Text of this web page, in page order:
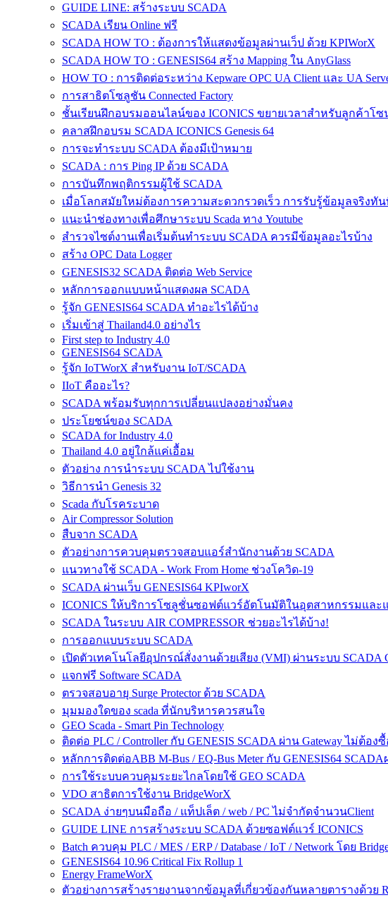
GUIDE LINE: สร้างระบบ SCADA
SCADA เรียน Online ฟรี
SCADA HOW TO : ต้องการให้แสดงข้อมูลผ่านเว็ป ด้วย KPIWorX
SCADA HOW TO : GENESIS64 สร้าง Mapping ใน AnyGlass
HOW TO : การติดต่อระหว่าง Kepware OPC UA Client และ UA
การสาธิตโซลูชัน Connected Factory
ชั้นเรียนฝึกอบรมออนไลน์ของ ICONICS ขยายเวลาสำหรับลูกค้าโซ
คลาสฝึกอบรม SCADA ICONICS Genesis 64
การจะทำระบบ SCADA ต้องมีเป้าหมาย
SCADA : การ Ping IP ด้วย SCADA
การบันทึกพฤติกรรมผู้ใช้ SCADA
เมื่อโลกสมัยใหม่ต้องการความสะดวกรวดเร็ว การรับรู้ข้อมูลจริง
แนะนำช่องทางเพื่อศึกษาระบบ Scada ทาง Youtube
สำรวจไซต์​งานเพื่อเริ่มต้นทำระบบ SCADA ควรมีข้อมูลอะไรบ้าง
สร้าง OPC Data Logger
GENESIS32 SCADA ติดต่อ Web Service
หลักการออกแบบหน้าแสดงผล SCADA
รู้จัก GENESIS64 SCADA ทำอะไรได้บ้าง
เริ่มเข้าสู่ Thailand4.0 อย่างไร
First step to Industry 4.0
GENESIS64 SCADA
รู้จัก IoTWorX สำหรับงาน IoT/SCADA
IIoT คืออะไร?
SCADA พร้อมรับทุกการเปลี่ยนแปลงอย่างมั่นคง
ประโยชน์ของ SCADA
SCADA for Industry 4.0
Thailand 4.0 อยู่ใกล้แค่เอื้อม
ตัวอย่าง การนำระบบ SCADA ไปใช้งาน
วิธีการนำ Genesis 32
Scada กับโรคระบาด
Air Compressor Solution
สืบจาก SCADA
ตัวอย่างการควบคุมตรวจสอบแอร์สำนักงานด้วย SCADA
แนวทางใช้ SCADA - Work From Home ช่วงโควิด-19
SCADA ผ่านเว็บ GENESIS64 KPIworX
ICONICS ให้บริการโซลูชั่นซอฟต์แวร์อัตโนมัติในอุตสาหกรรมแล
SCADA ในระบบ AIR COMPRESSOR ช่วยอะไรได้บ้าง!
การออกแบบระบบ SCADA
เปิดตัวเทคโนโลยีอุปกรณ์สั่งงานด้วยเสียง (VMI) ผ่านระบบ SCADA
แจกฟรี Software SCADA
ตรวจสอบอายุ Surge Protector ด้วย SCADA
มุมมองใดของ scada ที่นักบริหารควรสนใจ
GEO Scada - Smart Pin Technology
ติดต่อ PLC / Controller กับ GENESIS SCADA ผ่าน Gateway ไม่ต้องซื้
หลักการติดต่อABB M-Bus / EQ-Bus Meter กับ GENESIS64 SCADA
การใช้ระบบควบคุมระยะไกลโดยใช้ GEO SCADA
VDO สาธิตการใช้งาน BridgeWorX
SCADA ง่ายๆบนมือถือ / แท็ปเล็ต / web / PC ไม่จำกัดจำนวนClient
GUIDE LINE การสร้างระบบ SCADA ด้วยซอฟต์แวร์ ICONICS
Batch ควบคุม PLC / MES / ERP / Database / IoT / Network โดย
GENESIS64 10.96 Critical Fix Rollup 1
Energy FrameWorX
ตัวอย่างการสร้างรายงานจากข้อมูลที่เกี่ยวข้องกันหลายตารางด้วย